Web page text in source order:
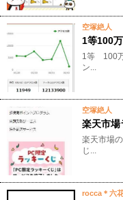
空塚絶人
1等100
1等 100
ン...
空塚絶人
楽天市場
楽天市場
じ...
rocca＊六